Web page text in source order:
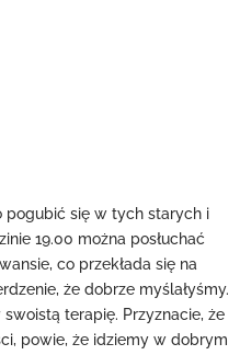
pogubić się w tych starych i
19.00 można posłuchać
co przekłada się na
że dobrze myślałyśmy.
terapię. Przyznacie, że
powie, że idziemy w dobrym